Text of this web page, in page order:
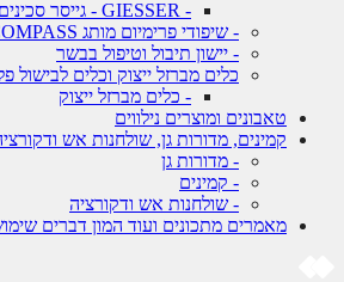
- שיפודי פרימיום מותג COMPASS
- יישון תיבול וטיפול בבשר
כלים מברזל ייצוק וכלים לבישול פלוב
- כלים מברזל ייצוק
טאבונים ומוצרים נילווים
קמינים, מדורות גן, שולחנות אש ודקורציה
- מדורות גן
- קמינים
- שולחנות אש ודקורציה
מאמרים מתכונים ועוד המון דברים שימושיים